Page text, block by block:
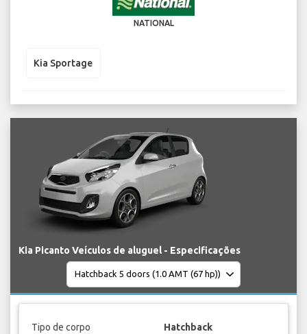
NATIONAL
Kia Sportage
Kia Picanto Veículos de aluguel - Especificações
Tipo de corpo Hatchback